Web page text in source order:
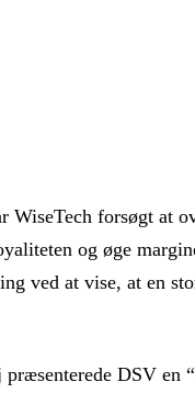
WiseTech forsøgt at
og øge
ved at vise, at en
DSV en